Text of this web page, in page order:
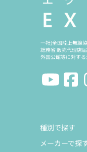
一社)全国陸上無線
総務省 販売代理店
外国公館等に対す
種別で探す
メーカーで探